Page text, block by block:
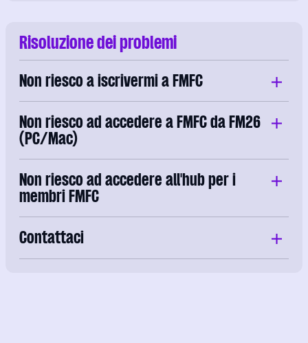
Risoluzione dei problemi
Non riesco a iscrivermi a FMFC
Non riesco ad accedere a FMFC da FM26
(PC/Mac)
Non riesco ad accedere all'hub per i
membri FMFC
Contattaci